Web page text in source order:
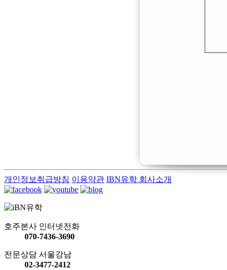
개인정보취급방침 이용약관 IBN유학 회사소개
호주본사 인터넷전화
070-7436-3690
전문상담 서울강남
02-3477-2412